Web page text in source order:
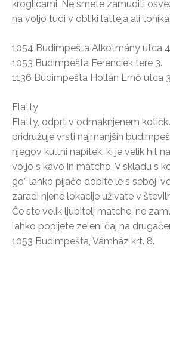
kroglicami. Ne smete zamuditi
na voljo tudi v obliki latteja ali tonika.
1054 Budimpešta Alkotmány utca
1053 Budimpešta Ferenciek tere 3.
1136 Budimpešta Hollán Ernő utca
Flatty
Flatty, odprt v odmaknjenem
pridružuje vrsti najmanjših
njegov kultni napitek, ki je velik hit
voljo s kavo in matcho. V skladu s
go” lahko pijačo dobite le s seboj,
zaradi njene lokacije uživate v
Če ste velik ljubitelj matche, ne
lahko popijete zeleni čaj na
1053 Budimpešta, Vámház krt. 8.